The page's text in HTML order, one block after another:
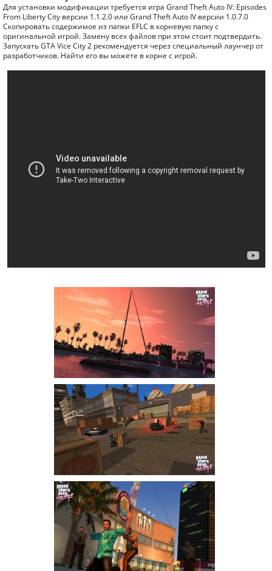
Для установки модификации требуется игра Grand Theft Auto IV: Episodes
From Liberty City версии 1.1.2.0 или Grand Theft Auto IV версии 1.0.7.0
Скопировать содержимое из папки EFLC в корневую папку с
оригинальной игрой. Замену всех файлов при этом стоит подтвердить.
Запускать GTA Vice City 2 рекомендуется через специальный лаунчер от
разработчиков. Найти его вы можете в корне с игрой.